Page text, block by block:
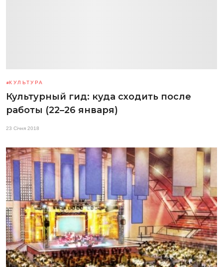
КУЛЬТУРА
Культурный гид: куда сходить после
работы (22–26 января)
23 Січня 2018